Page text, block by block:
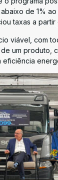
de 1%
taxas a
viável, com
um produto,